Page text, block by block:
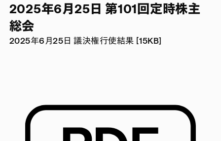
2025年6月25日 第101回定時株主
総会
2025年6月25日 議決権行使結果 [15KB]